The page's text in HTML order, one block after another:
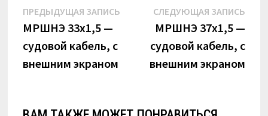
Навигация
по
записям
ПРЕДЫДУЩАЯ ЗАПИСЬ Предыдущая
МРШНЭ 33х1,5 —
судовой кабель, с
внешним экраном
СЛЕДУЮЩАЯ ЗАПИСЬ
МРШНЭ 37х1,5 —
судовой кабель, с
внешним экраном